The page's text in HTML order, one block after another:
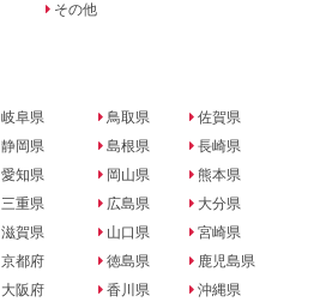
その他
岐阜県
静岡県
愛知県
三重県
滋賀県
京都府
大阪府
鳥取県
島根県
岡山県
広島県
山口県
徳島県
香川県
佐賀県
長崎県
熊本県
大分県
宮崎県
鹿児島県
沖縄県